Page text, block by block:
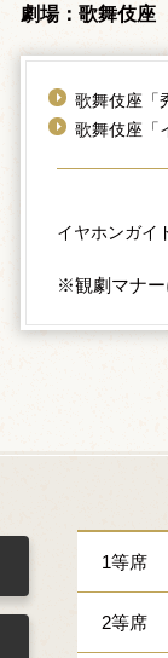
劇場：歌舞伎座
歌舞伎座「
歌舞伎座「
イヤホンガイ
※観劇マナー
1等席
2等席